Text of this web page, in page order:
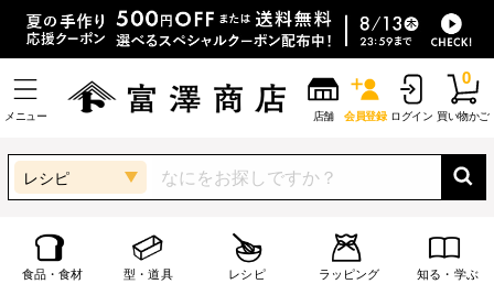
メニュー 店舗 会員登録 ログイン 買い物かご
0
レシピ
食品・食材 型・道具 レシピ ラッピング 知る・学ぶ